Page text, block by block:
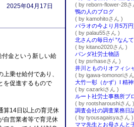
( by reborn-flower-28さ
鴨の人のブログ
( by kamohitoさん )
( by palau55さん )
北さんの毎日が ”なん
( by kitano2020さん )
パンダ社労士物語
( by psrhaseさん )
( by igawa-tomonoriさ
( by cazarkiさん )
ルート社労士事務所ブ
( by rootsharoushiさん )
調査会社の調査業務日
( by tyousagaisyaさん )
2025年04月17日
金という新しい給
乗せ給付であり、
を促進するもので
算14日以上の育児休
自営業者等で育児休